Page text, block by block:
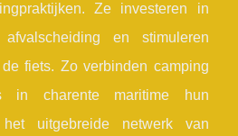
Ze investeren in
en stimuleren
fiets. Zo verbinden camping
in charente maritime hun
uitgebreide netwerk van